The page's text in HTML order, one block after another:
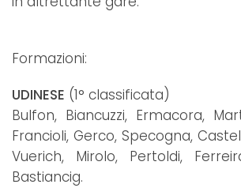
Formazioni:
UDINESE (1° classificata)
Bulfon, Biancuzzi, Ermacora,
Francioli, Gerco, Specogna,
Vuerich, Mirolo, Pertoldi,
Bastiancig.